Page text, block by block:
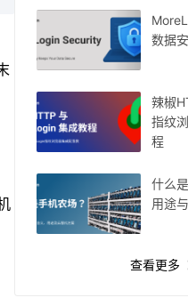
数据
辣椒
指纹
程
什么
用途
查看更多